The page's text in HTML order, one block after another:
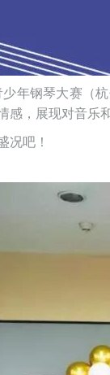
少年钢琴大赛（
感，展现对音乐
况吧！